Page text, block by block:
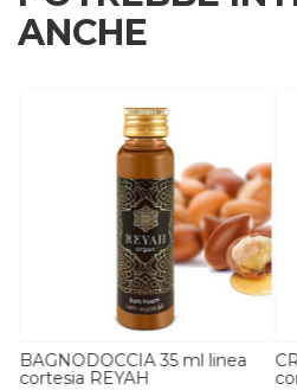
ANCHE
BAGNODOCCIA 35 ml linea
cortesia REYAH